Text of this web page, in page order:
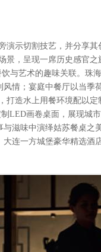
演示切割技艺，并分享
景，呈现一席历史感官之
与艺术的趣味关联。珠
情；宴庭中餐厅以当季
打造水上用餐环境配以
LED画卷桌面，展现城
滋味中演绎姑苏餐桌之
连一方城堡豪华精选酒